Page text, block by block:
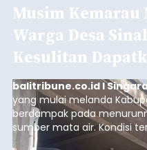
Musim Kemarau
Warga Desa
Kesulitan
balitribune.co.id I
yang mulai melanda
berdampak pada
sumber mata air. Kondisi
warga di beberapa desa